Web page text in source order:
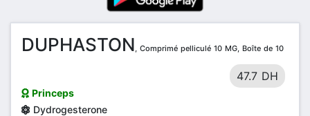
DUPHASTON, Comprimé pelliculé 10 MG, Boîte de 10
47.7 DH
Princeps
Dydrogesterone